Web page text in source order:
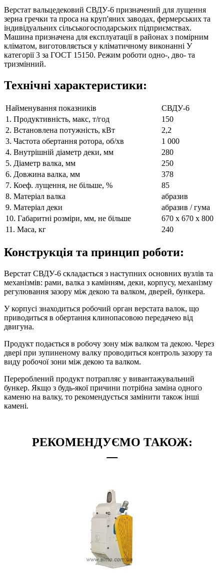
Верстат вальцедековий СВДУ-6 призначений для лущення
зерна гречки та проса на круп'яних заводах, фермерських та
індивідуальних сільськогосподарських підприємствах.
Машина призначена для експлуатації в районах з помірним
кліматом, виготовляється у кліматичному виконанні У
категорії 3 за ГОСТ 15150. Режим роботи одно-, дво- та
тризмінний.
Технічні характеристики:
Найменування показників
СВДУ-6
1. Продуктивність, макс, т/год
150
2. Встановлена потужність, кВт
2,2
3. Частота обертання ротора, об/хв
1 000
4. Внутрішній діаметр деки, мм
280
5. Діаметр валка, мм
250
6. Довжина валка, мм
378
7. Коеф. лущення, не більше, %
85
8. Матеріал валка
абразив
9. Матеріал деки
абразив / гума
10. Габаритні розміри, мм, не більше
670 х 670 х 800
11. Маса, кг
240
Конструкція та принцип роботи:
Верстат СВДУ-6 складається з наступних основних вузлів та
механізмів: рами, валка з камінням, деки, корпусу, механізму
регулювання зазору між декою та валком, дверей, бункера.
У корпусі знаходиться робочий орган верстата валок, що
приводиться в обертання клинопасовою передачею від
двигуна.
Продукт подається в робочу зону між валком та декою. Через
двері при зупиненому валку проводиться контроль зазору та
виду робочої зони між декою та валком.
Перероблений продукт потрапляє у вивантажувальний
бункер. Якщо з будь-якої причини потрібна заміна одного
каменю на валку, то рекомендується замінити також інші
камені.
РЕКОМЕНДУЄМО ТАКОЖ: